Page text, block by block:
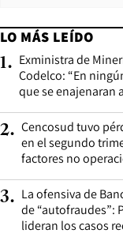
LO MÁS LEÍDO
1. Exministra de
Codelco: “En
que se enajenaran
2. Cencosud tuvo
en el segundo
factores no
3. La ofensiva de
de “autofraudes”:
lideran los casos